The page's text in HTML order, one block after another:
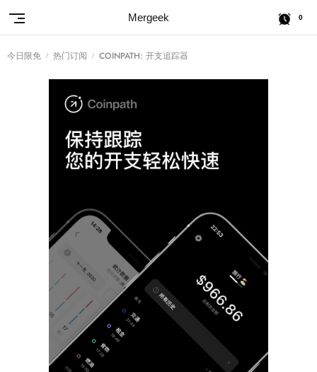
Mergeek 0
今日限免 热门订阅 COINPATH: 开支追踪器